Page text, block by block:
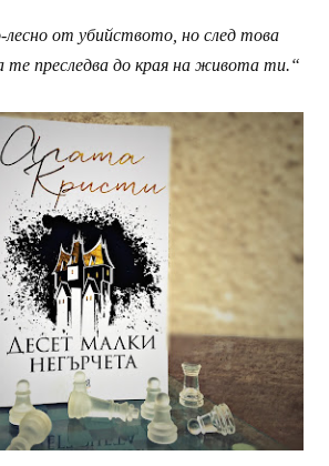
лесно от убийството, но след това
те преследва до края на живота ти.“